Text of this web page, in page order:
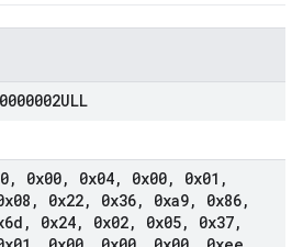
, 0x00, 0x04, 0x00, 0x01 ,
, 0x22, 0x36, 0xa9, 0x86,
, 0x24, 0x02, 0x05, 0x37,